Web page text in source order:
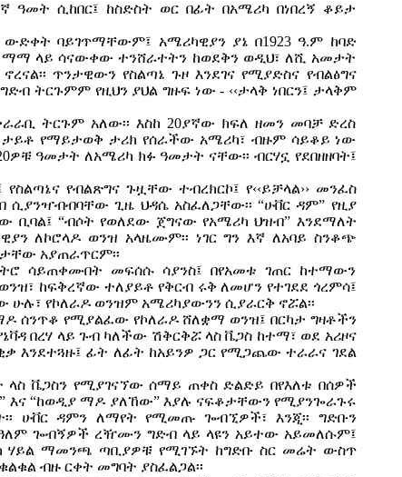
ሲከበር፤ ከስድስት ወር በፊት በአሜሪካ በነበረኝ ቆይታ
ውድቀት ባይገጥማቸውም፤ አሜሪካዊያን ያኔ በ1923 ዓ.ም ከባድ
ማማ ላይ ሳናውቀው ተንሸራተትን ከወደቅን ወዲህ፣ ለሺ አመታት
ጥንታዊውን የስልጣኔ ጉዞ እንደገና የሚያድስና የብልፅግና
ትርጉምም የዚህን ያህል ግዙፍ ነው - ‹‹ታላቅ ነበርን፤ ታላቅም
ትርጉም አለው፡፡ እስከ 20ያኛው ክፍለ ዘመን መባቻ ድረስ
የማይታወቅ ታሪክ የሰራችው አሜሪካ፣ ብዙም ሳይቆይ ነው
ዓመታት ለአሜሪካ ክፉ ዓመታት ናቸው፡፡ ብርሃኗ የደበዘዘባት፤
የብልጽግና ጉዟቸው ተብረክርኮ፤ የ‹‹ይቻላል›› መንፈስ
ጊዜ ህዳሴ አስፈለጋቸው፡፡ “ሁቨር ዳም” የዚያ
ቢባል፤ “ብሶት የወለደው ጀግናው የአሜሪካ ህዝብ” እንደማለት
ለኮሮላዶ ወንዝ አላዜሙም፡፡ ነገር ግን እኛ ለአባይ ስንቆጭ
አያጠራጥርም፡፡
ሳይጠቀሙበት መፍሰሱ ሳያንስ፤ በየአመቱ ገጠር ከተማውን
ከፍቅረኛው ተለያይቶ የቅርብ ሩቅ ለመሆን የተገደደ ጎረምሳ፤
ሁሉ፣ የኮለራዶ ወንዝም አሜሪካያውንን ሲያራርቅ ኖሯል፡፡
ሰንጥቆ የሚያልፈው የኮለራዶ ሸለቋማ ወንዝ፤ በርካታ ግዛቶችን
በረሃ ላይ ጉብ ካለችው ሽቅርቅሯ ላስ ቬጋስ ከተማ፣ ወደ አሪዞና
እንደተጓዙ፤ ፊት ለፊት ከአይንዎ ጋር የሚጋጨው ተራራና ገደል
ላስ ቬጋስን የሚያገናኘው ሰማይ ጠቀስ ድልድይ በየእለቱ በሰዎች
እና “ከወዲያ ማዶ ያለኸው” እያሉ ናፍቆታቸውን የሚያንጐራጉሩ
ሁቨር ዳምን ለማየት የሚመጡ ጐብኚዎች፣ እንጂ፡፡ ግድቡን
ጐብኝዎች ረዥሙን ግድብ ላይ ላዩን አይተው አይመለሱም፤
ሃይል ማመንጫ ጣቢያዎቹ የሚገኙት ከግድቡ ስር መሬት ውስጥ
ብዙ ርቀት መግባት ያስፈልጋል፡፡